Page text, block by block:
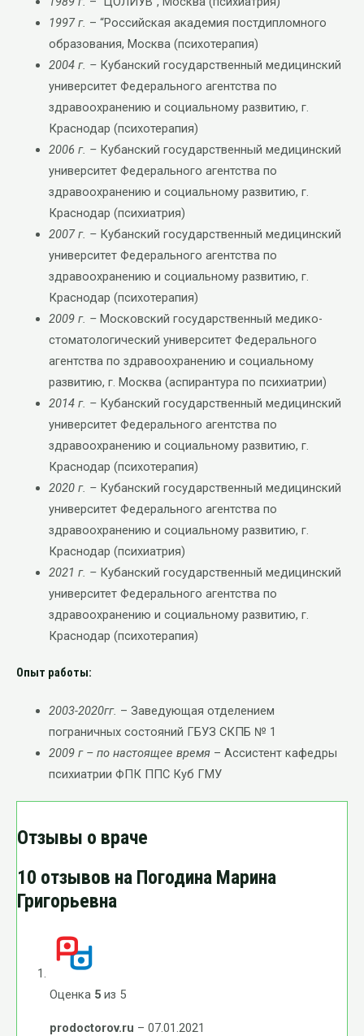
1997 г. – “Российская академия постдипломного
образования, Москва (психотерапия)
2004 г. – Кубанский государственный медицинский
университет Федерального агентства по
здравоохранению и социальному развитию, г.
Краснодар (психотерапия)
2006 г. – Кубанский государственный медицинский
университет Федерального агентства по
здравоохранению и социальному развитию, г.
Краснодар (психиатрия)
2007 г. – Кубанский государственный медицинский
университет Федерального агентства по
здравоохранению и социальному развитию, г.
Краснодар (психотерапия)
2009 г. – Московский государственный медико-
стоматологический университет Федерального
агентства по здравоохранению и социальному
развитию, г. Москва (аспирантура по психиатрии)
2014 г. – Кубанский государственный медицинский
университет Федерального агентства по
здравоохранению и социальному развитию, г.
Краснодар (психотерапия)
2020 г. – Кубанский государственный медицинский
университет Федерального агентства по
здравоохранению и социальному развитию, г.
Краснодар (психиатрия)
2021 г. – Кубанский государственный медицинский
университет Федерального агентства по
здравоохранению и социальному развитию, г.
Краснодар (психотерапия)
Опыт работы:
2003-2020гг. – Заведующая отделением
пограничных состояний ГБУЗ СКПБ № 1
2009 г – по настоящее время – Ассистент кафедры
психиатрии ФПК ППС Куб ГМУ
Отзывы о враче
10 отзывов на Погодина Марина
Григорьевна
Оценка 5 из 5
prodoctorov.ru – 07.01.2021